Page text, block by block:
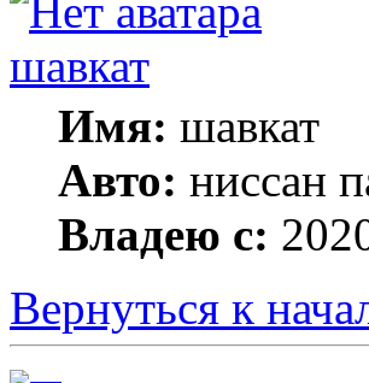
шавкат
Имя: шавкат
Авто: ниссан
Владею с:
Вернуться к